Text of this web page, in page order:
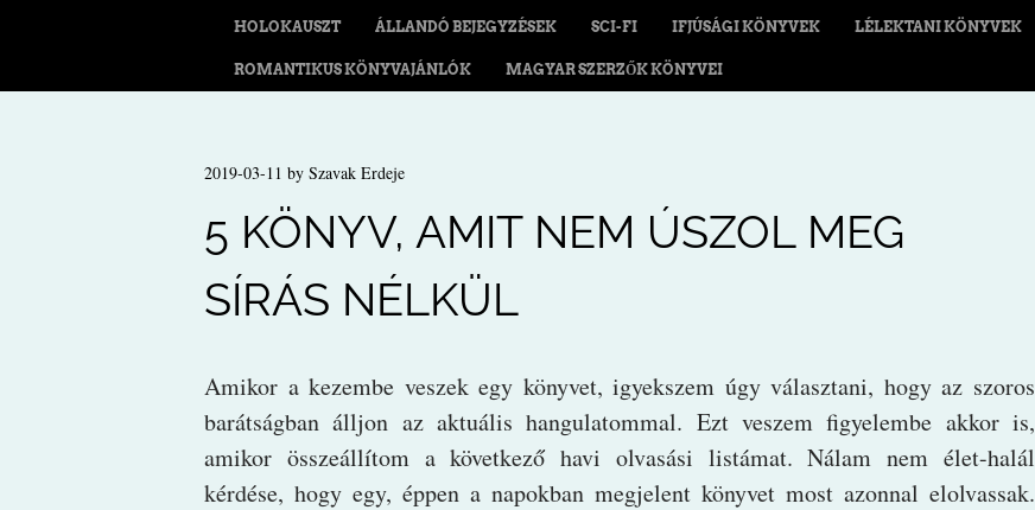
HOLOKAUSZT ÁLLANDÓ BEJEGYZÉSEK SCI-FI IFJÚSÁGI KÖNYVEK LÉLEKTANI KÖNYVEK
ROMANTIKUS KÖNYVAJÁNLÓK MAGYAR SZERZŐK KÖNYVEI
2019-03-11 by Szavak Erdeje
5 KÖNYV, AMIT NEM ÚSZOL MEG
SÍRÁS NÉLKÜL
Amikor a kezembe veszek egy könyvet, igyekszem úgy választani, hogy az szoros
barátságban álljon az aktuális hangulatommal. Ezt veszem figyelembe akkor is,
amikor összeállítom a következő havi olvasási listámat. Nálam nem élet-halál
kérdése, hogy egy, éppen a napokban megjelent könyvet most azonnal elolvassak.